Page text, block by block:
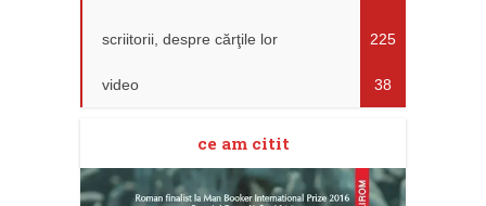
scriitorii, despre cărţile lor 225
video 38
ce am citit